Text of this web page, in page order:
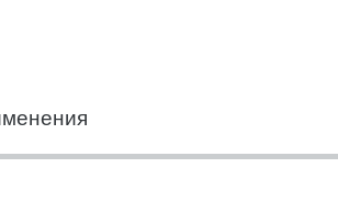
продукт для замены